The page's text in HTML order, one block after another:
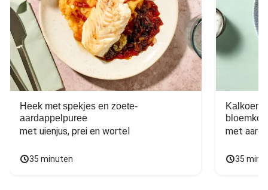
Heek met spekjes en zoete-
aardappelpuree
met uienjus, prei en wortel
35 minuten
Kalkoen
met
35